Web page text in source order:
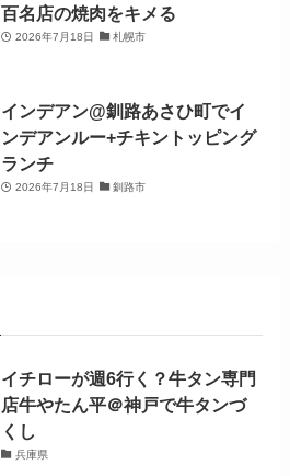
百名店の焼肉をキメる
2026年7月18日 札幌市
インデアン@釧路あさひ町でイ
ンデアンルー+チキントッピング
ランチ
2026年7月18日 釧路市
イチローが週6行く？牛タン専門
店牛やたん平＠神戸で牛タンづ
くし
兵庫県